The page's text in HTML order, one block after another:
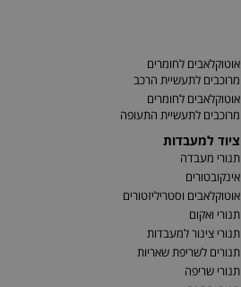
אוטוקלאבים לחומרים
מרוכבים לתעשיית הרכב
אוטוקלאבים לחומרים
מרוכבים לתעשיית התעופה
ציוד למעבדות
תנורי מעבדה
אינקובטורים
אוטוקלאבים וסטריליזטורים
תנורי ואקום
תנורי צינור למעבדות
תנורים לשריפת שאריות
תנורי שריפה